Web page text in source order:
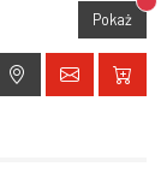
Pokaż